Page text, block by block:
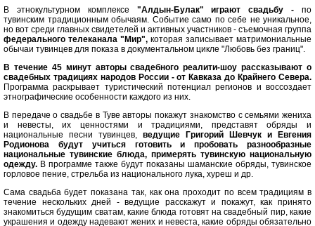
В этнокультурном комплексе "Алдын-Булак" играют свадьбу - по
тувинским традиционным обычаям. Событие само по себе не уникальное,
но вот среди главных свидетелей и активных участников - съемочная группа
федерального телеканала "Мир", которая записывает матримониальные
обычаи тувинцев для показа в документальном цикле "Любовь без границ".
В течение 45 минут авторы свадебного реалити-шоу рассказывают о
свадебных традициях народов России - от Кавказа до Крайнего Севера.
Программа раскрывает туристический потенциал регионов и воссоздает
этнографические особенности каждого из них.
В передаче о свадьбе в Туве авторы покажут знакомство с семьями жениха
и невесты, их ценностями и традициями, представят обряды и
национальные песни тувинцев, ведущие Григорий Шевчук и Евгения
Родионова будут учиться готовить и пробовать разнообразные
национальные тувинские блюда, примерять тувинскую национальную
одежду. В программе также будут показаны шаманские обряды, тувинское
горловое пение, стрельба из национального лука, хуреш и др.
Сама свадьба будет показана так, как она проходит по всем традициям в
течение нескольких дней - ведущие расскажут и покажут, как принято
знакомиться будущим сватам, какие блюда готовят на свадебный пир, какие
украшения и одежду надевают жених и невеста, какие обряды обязательно